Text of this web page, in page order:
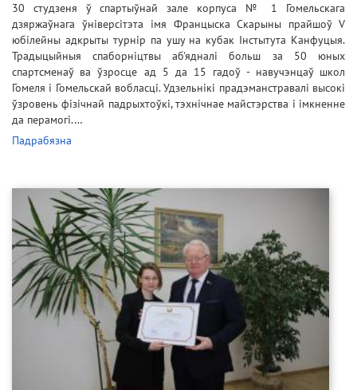
30 студзеня ў спартыўнай зале корпуса № 1 Гомельскага
дзяржаўнага ўніверсітэта імя Францыска Скарыны прайшоў V
юбілейны адкрыты турнір па ушу на кубак Інстытута Канфуцыя.
Традыцыйныя спаборніцтвы аб'ядналі больш за 50 юных
спартсменаў ва ўзросце ад 5 да 15 гадоў - навучэнцаў школ
Гомеля і Гомельскай вобласці. Удзельнікі прадэманстравалі высокі
ўзровень фізічнай падрыхтоўкі, тэхнічнае майстэрства і імкненне
да перамогі.…
Падрабязна